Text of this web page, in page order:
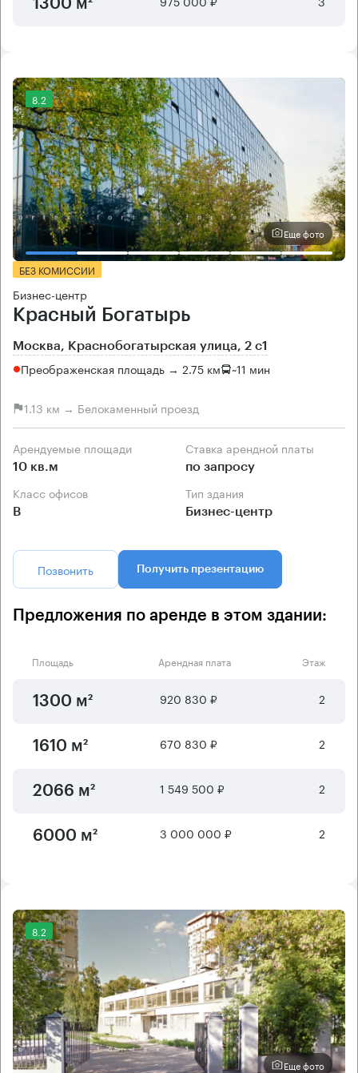
1300 м²
8.2
Еще фото
БЕЗ КОМИССИИ
Бизнес-центр
Красный Богатырь
Москва, Краснобогатырская улица, 2 с1
Преображенская площадь → 2.75 км ~11 мин
1.13 км → Белокаменный проезд
Арендуемые площади
10 кв.м
Ставка арендной платы
по запросу
Класс офисов
B
Тип здания
Бизнес-центр
Позвонить Получить презентацию
Предложения по аренде в этом здании:
Площадь Арендная плата Этаж
1300 м² 920 830 ₽ 2
1610 м² 670 830 ₽ 2
2066 м² 1 549 500 ₽ 2
6000 м² 3 000 000 ₽ 2
8.2
Еще фото